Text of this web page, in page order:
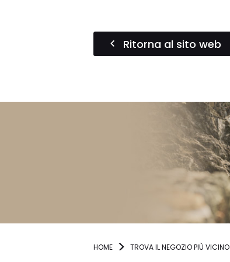
Ritorna al sito web
HOME TROVA IL NEGOZIO PIÙ VICINO